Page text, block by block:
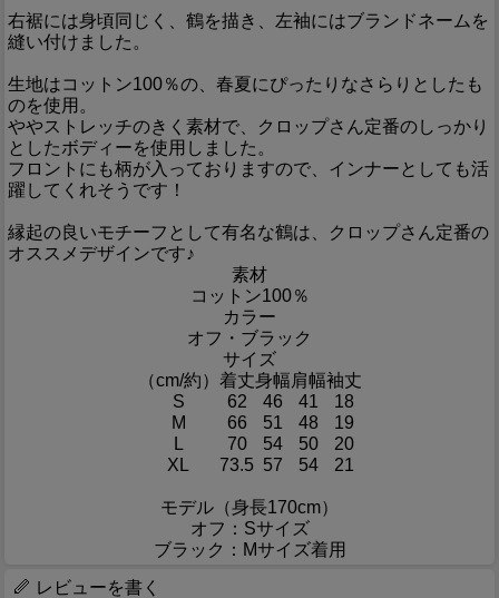
右裾には身頃同じく、鶴を描き、左袖にはブランドネームを
縫い付けました。
生地はコットン100％の、春夏にぴったりなさらりとしたも
のを使用。
ややストレッチのきく素材で、クロップさん定番のしっかり
としたボディーを使用しました。
フロントにも柄が入っておりますので、インナーとしても活
躍してくれそうです！
縁起の良いモチーフとして有名な鶴は、クロップさん定番の
オススメデザインです♪
素材
コットン100％
カラー
オフ・ブラック
サイズ
（cm/約） 着丈身幅肩幅袖丈
S
62 46 41
18
M
66 51 48
19
L
70 54 50
20
XL
73.5 57 54 21
モデル（身長170cm）
オフ：Sサイズ
ブラック：Mサイズ着用
レビューを書く